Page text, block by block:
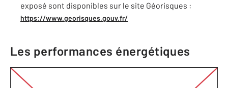
exposé sont disponibles sur le site Géorisques :
https://www.georisques.gouv.fr/
Les performances énergétiques